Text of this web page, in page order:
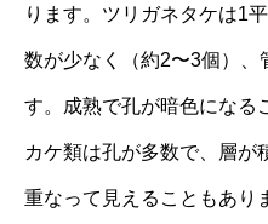
ります。ツリガネタケは1
数が少なく（約2〜3個）
す。成熟で孔が暗色になる
カケ類は孔が多数で、層が
重なって見えることもあり